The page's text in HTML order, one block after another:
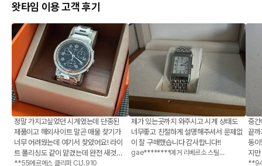
왓타임 이용 고객 후기
정말 가지고싶었던 시계였는데 단종된
제품이고 해외사이트 말곤 매물 찾기가
너무 어려웠는데 여기서 찾았어요! 라이
트 폴리싱도 같이 맡겼는데 완전 새것처
럼 돼서 왔구요 응대해주시는 사장님도
**55에르메스 클리퍼 CL1.910
제가 있는곳까지 와주시고 시계 상태도
너무좋고 친절하게 설명해주셔서 문제없
이 잘 구매했습니다 감사합니다!!
gae********예거 리베르소 스틸
중간
끝까
동이
지
하